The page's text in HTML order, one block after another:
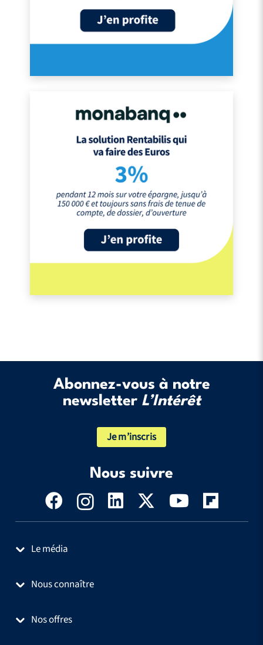
Abonnez-vous à notre
newsletter L’Intérêt
Je m’inscris
Nous suivre
Le média
Nous connaître
Nos offres